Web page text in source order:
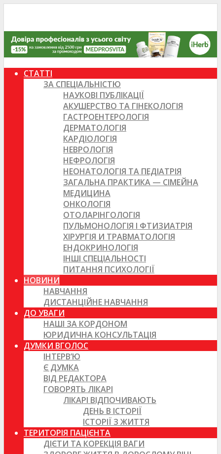
СТАТТІ
ЗА СПЕЦІАЛЬНІСТЮ
НАУКОВІ ПУБЛІКАЦІЇ
АКУШЕРСТВО ТА ГІНЕКОЛОГІЯ
ГАСТРОЕНТЕРОЛОГІЯ
ДЕРМАТОЛОГІЯ
КАРДІОЛОГІЯ
НЕВРОЛОГІЯ
НЕФРОЛОГІЯ
НЕОНАТОЛОГІЯ ТА ПЕДІАТРІЯ
ЗАГАЛЬНА ПРАКТИКА — СІМЕЙНА
МЕДИЦИНА
ОНКОЛОГІЯ
ОТОЛАРІНГОЛОГІЯ
ПУЛЬМОНОЛОГІЯ І ФТИЗИАТРІЯ
ХІРУРГІЯ И ТРАВМАТОЛОГІЯ
ЕНДОКРИНОЛОГІЯ
ІНШІ СПЕЦІАЛЬНОСТІ
ПИТАННЯ ПСИХОЛОГІЇ
НОВИНИ
НАВЧАННЯ
ДИСТАНЦІЙНЕ НАВЧАННЯ
ДО УВАГИ
НАШІ ЗА КОРДОНОМ
ЮРИДИЧНА КОНСУЛЬТАЦІЯ
ДУМКИ ВГОЛОС
ІНТЕРВ’Ю
Є ДУМКА
ВІД РЕДАКТОРА
ГОВОРЯТЬ ЛІКАРІ
ЛІКАРІ ВІДПОЧИВАЮТЬ
ДЕНЬ В ІСТОРІЇ
ІСТОРІЇ З ЖИТТЯ
ТЕРИТОРІЯ ПАЦІЄНТА
ДІЄТИ ТА КОРЕКЦІЯ ВАГИ